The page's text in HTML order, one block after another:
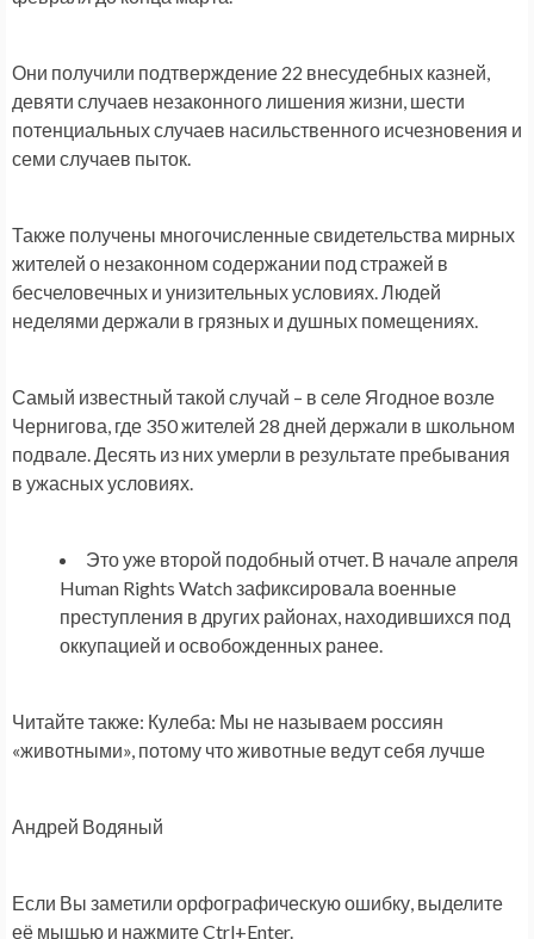
Они получили подтверждение 22 внесудебных казней,
девяти случаев незаконного лишения жизни, шести
потенциальных случаев насильственного исчезновения и
семи случаев пыток.
Также получены многочисленные свидетельства мирных
жителей о незаконном содержании под стражей в
бесчеловечных и унизительных условиях. Людей
неделями держали в грязных и душных помещениях.
Самый известный такой случай – в селе Ягодное возле
Чернигова, где 350 жителей 28 дней держали в школьном
подвале. Десять из них умерли в результате пребывания
в ужасных условиях.
Это уже второй подобный отчет. В начале апреля
Human Rights Watch зафиксировала военные
преступления в других районах, находившихся под
оккупацией и освобожденных ранее.
Читайте также: Кулеба: Мы не называем россиян
«животными», потому что животные ведут себя лучше
Андрей Водяный
Если Вы заметили орфографическую ошибку, выделите
её мышью и нажмите Ctrl+Enter.